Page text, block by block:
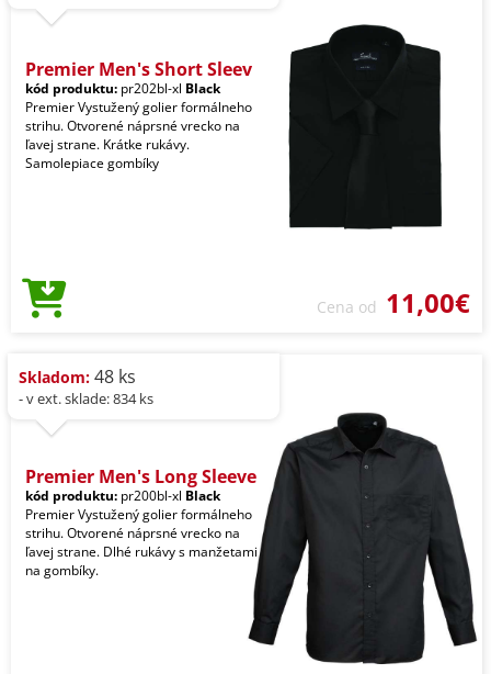
Premier Men's Short Sleev
kód produktu: pr202bl-xl Black
Premier Vystužený golier formálneho
strihu. Otvorené náprsné vrecko na
ľavej strane. Krátke rukávy.
Samolepiace gombíky
Cena od 11,00€
Skladom: 48 ks
- v ext. sklade: 834 ks
Premier Men's Long Sleeve
kód produktu: pr200bl-xl Black
Premier Vystužený golier formálneho
strihu. Otvorené náprsné vrecko na
ľavej strane. Dlhé rukávy s manžetami
na gombíky.